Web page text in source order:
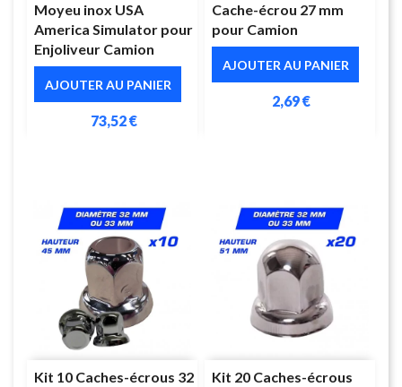
Moyeu inox USA
America Simulator pour
Enjoliveur Camion
AJOUTER AU PANIER
73,52 €
Cache-écrou 27 mm
pour Camion
AJOUTER AU PANIER
2,69 €
Kit 10 Caches-écrous 32
Kit 20 Caches-écrous